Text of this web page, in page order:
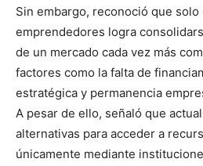
Sin embargo, reconoció que
emprendedores logra
de un mercado cada vez más
factores como la falta de
estratégica y permanencia
A pesar de ello, señaló que
alternativas para acceder a
únicamente mediante